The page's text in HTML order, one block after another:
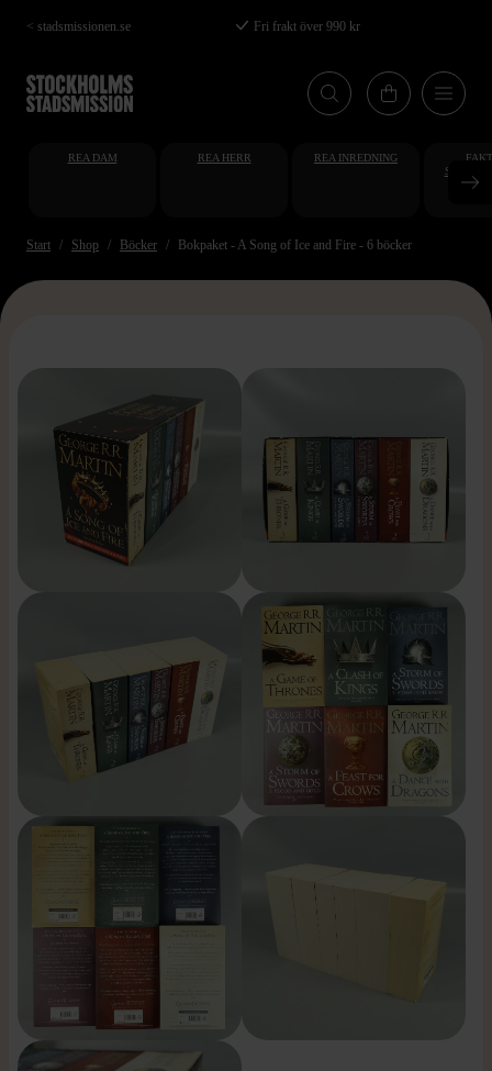
Hoppa
till
huvudinnehåll
< stadsmissionen.se Fri frakt över 990 kr
REA DAM REA HERR REA INREDNING
Start Shop Böcker Bokpaket - A Song of Ice and Fire - 6 böcker
>